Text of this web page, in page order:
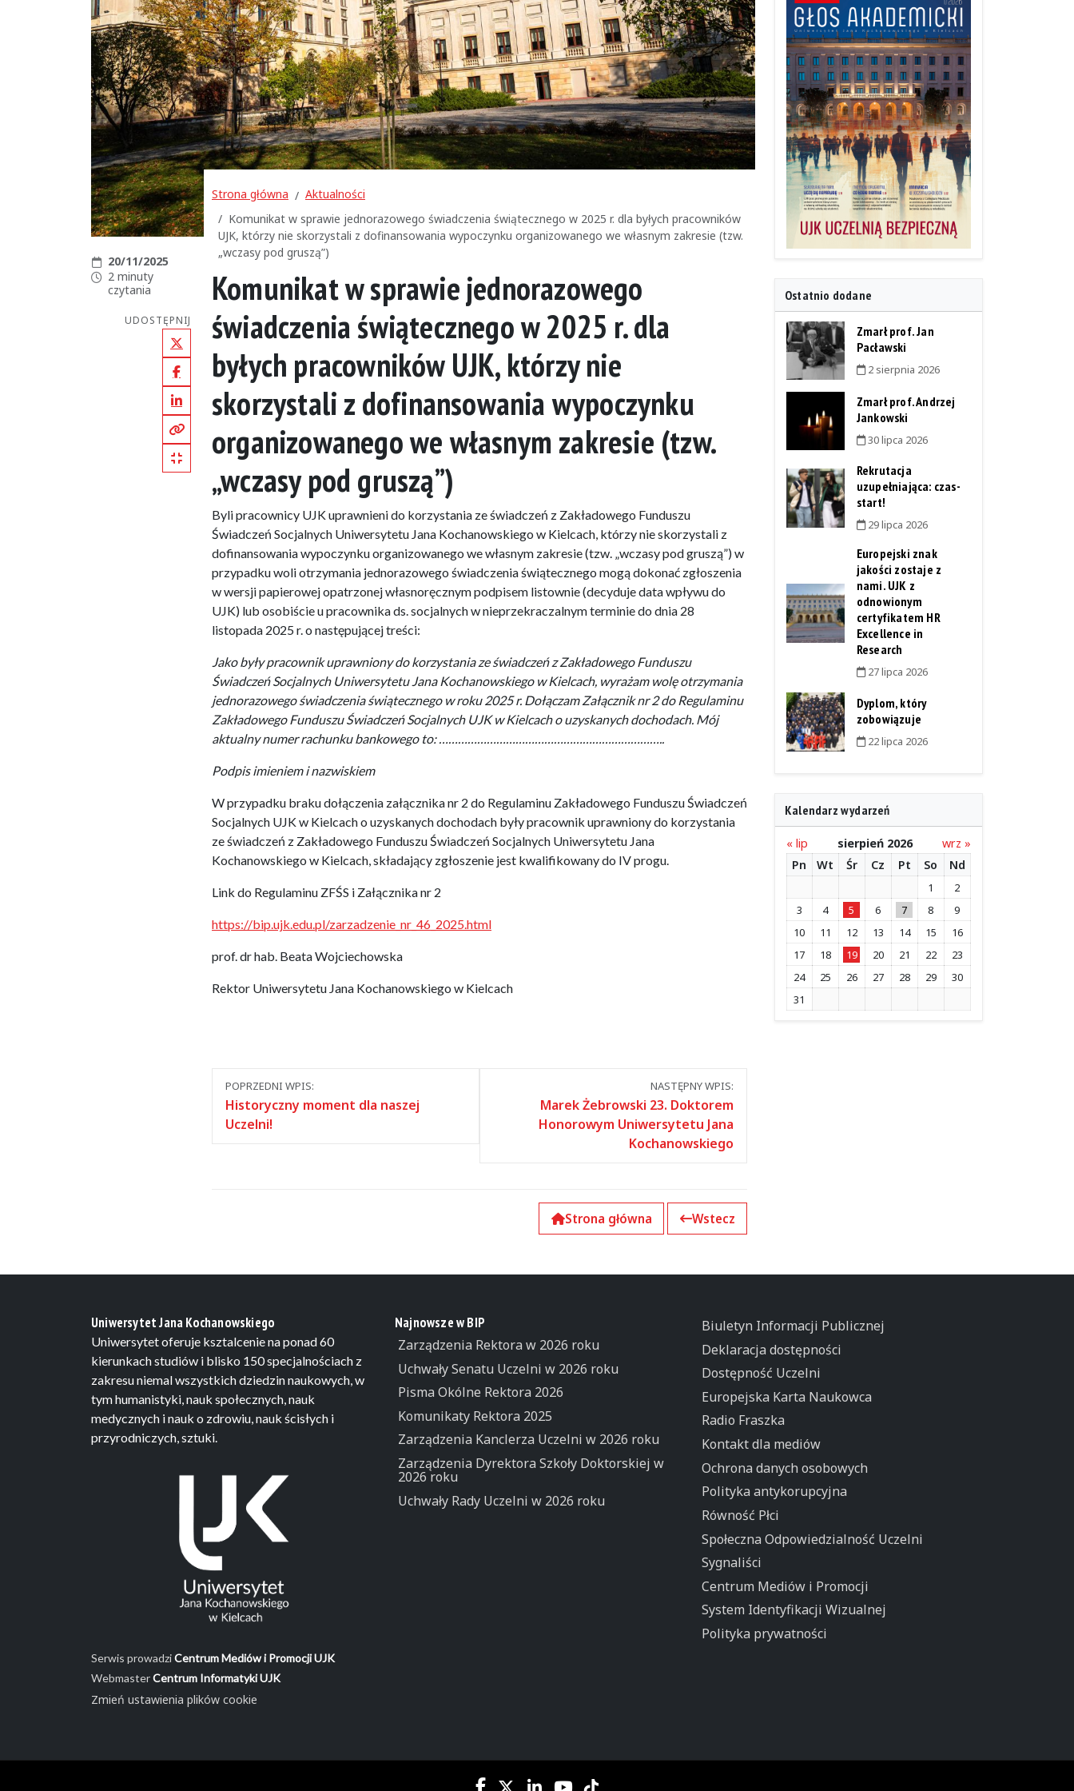
Data publikacji:
20/11/2025
Czas czytania:
2 minuty
czytania
UDOSTĘPNIJ
X (Twitter)
Facebook
LinkedIn
Kopiuj pełny link
Kopiuj krótki link
Strona główna
Aktualności
Komunikat w sprawie jednorazowego świadczenia świątecznego w 2025 r. dla byłych pracowników
UJK, którzy nie skorzystali z dofinansowania wypoczynku organizowanego we własnym zakresie (tzw.
„wczasy pod gruszą”)
Komunikat w sprawie jednorazowego
świadczenia świątecznego w 2025 r. dla
byłych pracowników UJK, którzy nie
skorzystali z dofinansowania wypoczynku
organizowanego we własnym zakresie (tzw.
„wczasy pod gruszą”)
Byli pracownicy UJK uprawnieni do korzystania ze świadczeń z Zakładowego Funduszu
Świadczeń Socjalnych Uniwersytetu Jana Kochanowskiego w Kielcach, którzy nie skorzystali z
dofinansowania wypoczynku organizowanego we własnym zakresie (tzw. „wczasy pod gruszą”) w
przypadku woli otrzymania jednorazowego świadczenia świątecznego mogą dokonać zgłoszenia
w wersji papierowej opatrzonej własnoręcznym podpisem listownie (decyduje data wpływu do
UJK) lub osobiście u pracownika ds. socjalnych w nieprzekraczalnym terminie do dnia 28
listopada 2025 r. o następującej treści:
Jako były pracownik uprawniony do korzystania ze świadczeń z Zakładowego Funduszu
Świadczeń Socjalnych Uniwersytetu Jana Kochanowskiego w Kielcach, wyrażam wolę otrzymania
jednorazowego świadczenia świątecznego w roku 2025 r. Dołączam Załącznik nr 2 do Regulaminu
Zakładowego Funduszu Świadczeń Socjalnych UJK w Kielcach o uzyskanych dochodach. Mój
aktualny numer rachunku bankowego to: ……………………………………………………………..
Podpis imieniem i nazwiskiem
W przypadku braku dołączenia załącznika nr 2 do Regulaminu Zakładowego Funduszu Świadczeń
Socjalnych UJK w Kielcach o uzyskanych dochodach były pracownik uprawniony do korzystania
ze świadczeń z Zakładowego Funduszu Świadczeń Socjalnych Uniwersytetu Jana
Kochanowskiego w Kielcach, składający zgłoszenie jest kwalifikowany do IV progu.
Link do Regulaminu ZFŚS i Załącznika nr 2
https://bip.ujk.edu.pl/zarzadzenie_nr_46_2025.html
prof. dr hab. Beata Wojciechowska
Rektor Uniwersytetu Jana Kochanowskiego w Kielcach
Nawigacja
między
POPRZEDNI WPIS:
Historyczny moment dla naszej
Uczelni!
NASTĘPNY WPIS:
Marek Żebrowski 23. Doktorem
Honorowym Uniwersytetu Jana
Kochanowskiego
Strona główna Wstecz
Ostatnio dodane
Zmarł prof. Jan
Pacławski
2 sierpnia 2026
Zmarł prof. Andrzej
Jankowski
30 lipca 2026
Rekrutacja
uzupełniająca: czas-
start!
29 lipca 2026
Europejski znak
jakości zostaje z
nami. UJK z
odnowionym
certyfikatem HR
Excellence in
Research
27 lipca 2026
Dyplom, który
zobowiązuje
22 lipca 2026
Kalendarz wydarzeń
« lip sierpień 2026
wrz »
Pn
Wt Śr Cz Pt So Nd
1
2
3
4 5 6 7 8
9
10
11 12 13 14 15
16
17
18 19 20 21 22
23
24
25 26 27 28 29
30
31
Uniwersytet Jana Kochanowskiego
Uniwersytet oferuje ksztalcenie na ponad 60
kierunkach studiów i blisko 150 specjalnościach z
zakresu niemal wszystkich dziedzin naukowych, w
tym humanistyki, nauk społecznych, nauk
medycznych i nauk o zdrowiu, nauk ścisłych i
przyrodniczych, sztuki.
Serwis prowadziCentrum Mediów i Promocji UJK
WebmasterCentrum Informatyki UJK
Zmień ustawienia plików cookie
Najnowsze w BIP
Zarządzenia Rektora w 2026 roku
Uchwały Senatu Uczelni w 2026 roku
Pisma Okólne Rektora 2026
Komunikaty Rektora 2025
Zarządzenia Kanclerza Uczelni w 2026 roku
Zarządzenia Dyrektora Szkoły Doktorskiej w
2026 roku
Uchwały Rady Uczelni w 2026 roku
Biuletyn Informacji Publicznej
Deklaracja dostępności
Dostępność Uczelni
Europejska Karta Naukowca
Radio Fraszka
Kontakt dla mediów
Ochrona danych osobowych
Polityka antykorupcyjna
Równość Płci
Społeczna Odpowiedzialność Uczelni
Sygnaliści
Centrum Mediów i Promocji
System Identyfikacji Wizualnej
Polityka prywatności